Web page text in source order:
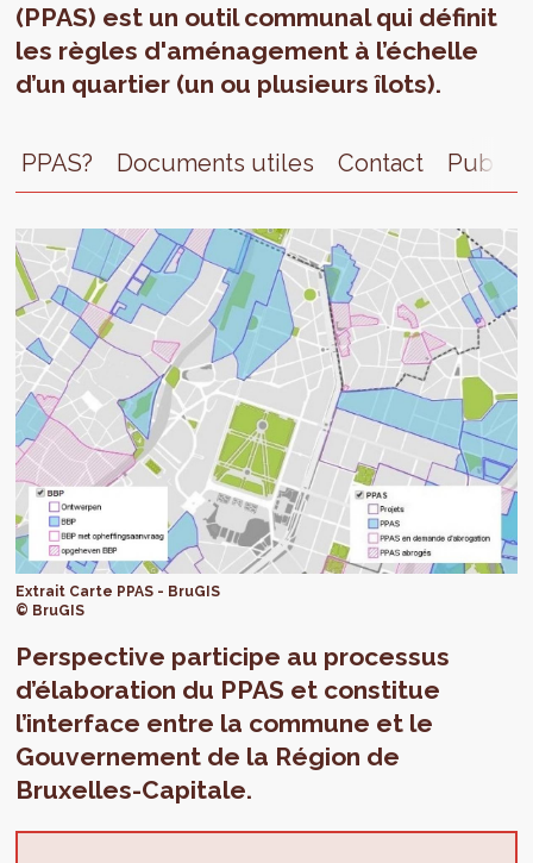
(PPAS) est un outil communal qui définit
les règles d'aménagement à l’échelle
d’un quartier (un ou plusieurs îlots).
PPAS? Documents utiles Contact
Extrait Carte PPAS - BruGIS
© BruGIS
Perspective participe au processus
d’élaboration du PPAS et constitue
l’interface entre la commune et le
Gouvernement de la Région de
Bruxelles-Capitale.